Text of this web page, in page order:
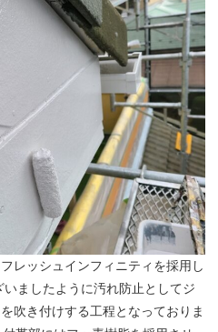
レッシュインフィニティを採用し
いましたように汚れ防止としてジ
吹き付けする工程となっておりま